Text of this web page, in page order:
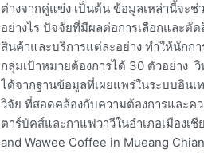
ต่างจากคู่แข่ง เป็นต้น ข้อมูลเหล่านี้จะ
อย่างไร ปัจจัยที่มีผลต่อการเลือกและตั
สินค้าและบริการแต่ละอย่าง ทำให้นักก
กลุ่มเป้าหมายต้องการได้ 30 ตัวอย่าง
ได้จากฐานข้อมูลที่เผยแพร่ในระบบอินเ
วิจัย ที่สอดคล้องกับความต้องการและค
ตาร์บัคส์และกาแฟวาวีในอำเภอเมืองเ
and Wawee Coffee in Mueang